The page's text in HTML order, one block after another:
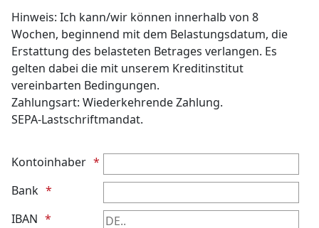
Hinweis: Ich kann/wir können innerhalb von 8
Wochen, beginnend mit dem Belastungsdatum, die
Erstattung des belasteten Betrages verlangen. Es
gelten dabei die mit unserem Kreditinstitut
vereinbarten Bedingungen.
Zahlungsart: Wiederkehrende Zahlung.
SEPA-Lastschriftmandat.
Kontoinhaber
Bank
IBAN